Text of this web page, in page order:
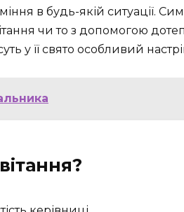
в будь-якій ситуації.
чи то з допомогою
у її свято особливий